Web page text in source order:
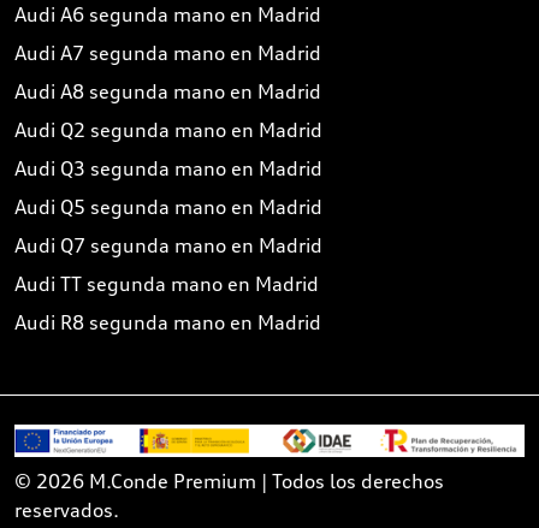
Audi A6 segunda mano en Madrid
Audi A7 segunda mano en Madrid
Audi A8 segunda mano en Madrid
Audi Q2 segunda mano en Madrid
Audi Q3 segunda mano en Madrid
Audi Q5 segunda mano en Madrid
Audi Q7 segunda mano en Madrid
Audi TT segunda mano en Madrid
Audi R8 segunda mano en Madrid
© 2026 M.Conde Premium | Todos los derechos
reservados.